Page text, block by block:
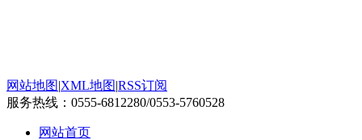
网站地图|XML地图|RSS订阅
服务热线： 0555-6812280/0553-5760528
网站首页